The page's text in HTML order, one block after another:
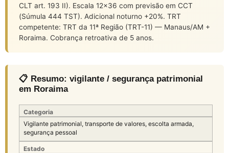
CLT art. 193 II). Escala 12×36 com previsão em CCT
(Súmula 444 TST). Adicional noturno +20%. TRT
competente: TRT da 11ª Região (TRT-11) — Manaus/AM +
Roraima. Cobrança retroativa de 5 anos.
📋 Resumo: vigilante / segurança patrimonial
em Roraima
Categoria
Vigilante patrimonial, transporte de valores, escolta armada,
segurança pessoal
Estado